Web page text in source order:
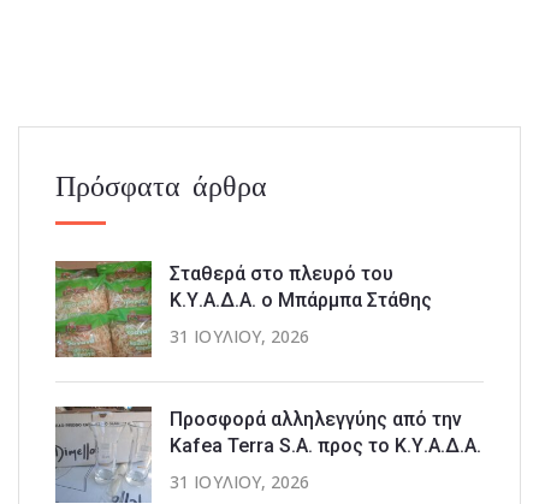
Πρόσφατα άρθρα
Σταθερά στο πλευρό του
Κ.Υ.Α.Δ.Α. ο Μπάρμπα Στάθης
31 ΙΟΥΛΊΟΥ, 2026
Προσφορά αλληλεγγύης από την
Kafea Terra S.A. προς το Κ.Υ.Α.Δ.Α.
31 ΙΟΥΛΊΟΥ, 2026